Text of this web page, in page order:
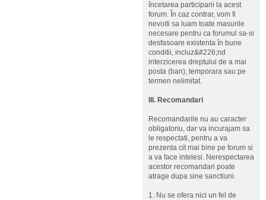
încetarea participarii la acest
forum. În caz contrar, vom fi
nevoiti sa luam toate masurile
necesare pentru ca forumul sa-si
desfasoare existenta în bune
conditii, incluz&#226;nd
interzicerea dreptului de a mai
posta (ban), temporara sau pe
termen nelimitat.
III. Recomandari
Recomandarile nu au caracter
obligatoriu, dar va incurajam sa
le respectati, pentru a va
prezenta cit mai bine pe forum si
a va face intelesi. Nerespectarea
acestor recomandari poate
atrage dupa sine sanctiuni.
1. Nu se ofera nici un fel de